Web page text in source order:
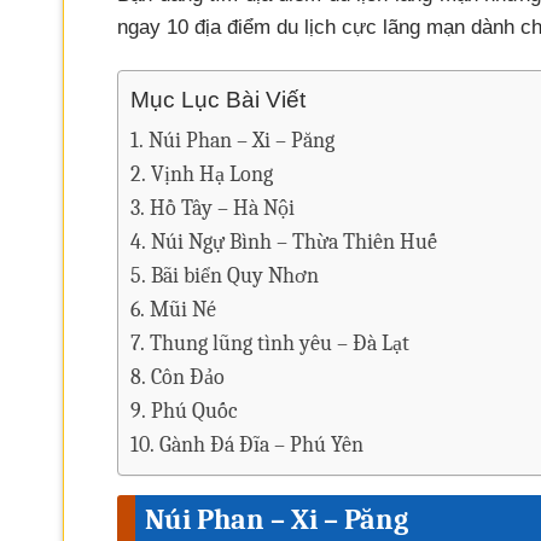
ngay 10 địa điểm du lịch cực lãng mạn dành
Mục Lục Bài Viết
Núi Phan – Xi – Păng
Vịnh Hạ Long
Hồ Tây – Hà Nội
Núi Ngự Bình – Thừa Thiên Huế
Bãi biển Quy Nhơn
Mũi Né
Thung lũng tình yêu – Đà Lạt
Côn Đảo
Phú Quốc
Gành Đá Đĩa – Phú Yên
Núi Phan – Xi – Păng